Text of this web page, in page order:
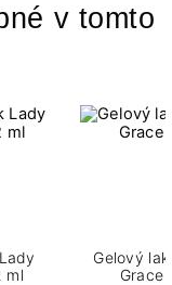
v tomto
ml
Gelový
Grace